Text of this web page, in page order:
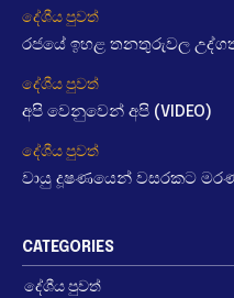
දේශීය පුවත්
රජයේ ඉහළ තනතුරුවල උද්ගත
දේශීය පුවත්
අපි වෙනුවෙන් අපි (VIDEO)
දේශීය පුවත්
වායු දූෂණයෙන් වසරකට මරණ
CATEGORIES
දේශීය පුවත්